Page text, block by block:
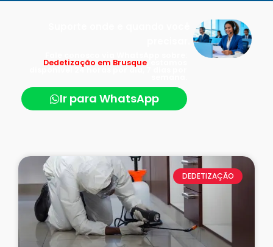
Dedetização em Brusque
disponível 24 horas por dia, 7 dias por
Ir para WhatsApp
DEDETIZAÇÃO